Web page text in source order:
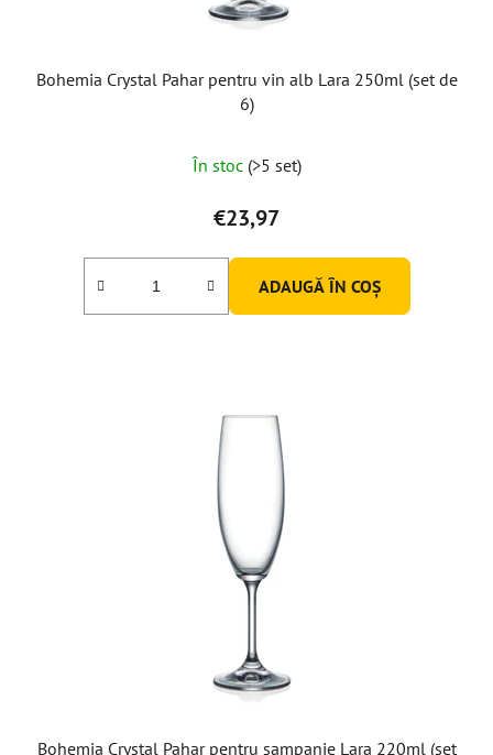
Bohemia Crystal Pahar pentru vin alb Lara 250ml (set de
6)
În stoc (>5 set)
€23,97
ADAUGĂ ÎN COŞ
Bohemia Crystal Pahar pentru șampanie Lara 220ml (set